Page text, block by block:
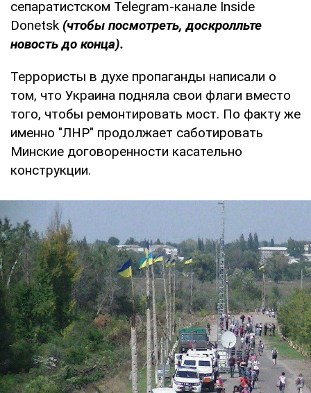
сепаратистском Telegram-канале Inside
Donetsk (чтобы посмотреть, доскролльте
новость до конца).
Террористы в духе пропаганды написали о
том, что Украина подняла свои флаги вместо
того, чтобы ремонтировать мост. По факту же
именно "ЛНР" продолжает саботировать
Минские договоренности касательно
конструкции.